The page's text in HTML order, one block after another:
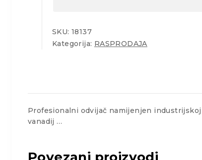
SKU: 18137
Kategorija: RASPRODAJA
Profesionalni odvijač namijenjen
vanadij …